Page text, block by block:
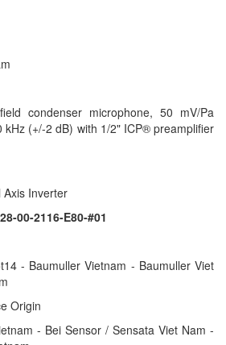
condenser microphone, 50 mV/Pa
kHz (+/-2 dB) with 1/2" ICP® preamplifier
Axis Inverter
00-2116-E80-#01
- Baumuller Vietnam - Baumuller Viet
Origin
- Bei Sensor / Sensata Viet Nam -